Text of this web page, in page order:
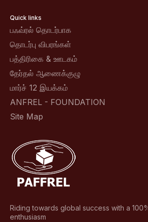
Quick links
பஃவ்ரல் தொடர்பாக
தொடர்பு விபரங்கள்
பத்திரிகை & ஊடகம்
தேர்தல் ஆணைக்குழு
மார்ச் 12 இயக்கம்
ANFREL - FOUNDATION
Site Map
Riding towards global success with a
enthusiasm